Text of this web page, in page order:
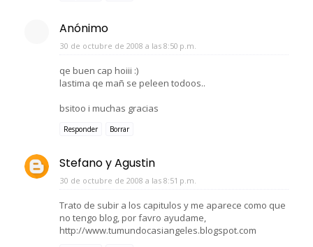
Anónimo
30 de octubre de 2008 a las 8:50 p.m.
qe buen cap hoiii :)
lastima qe mañ se peleen todoos..
bsitoo i muchas gracias
Responder Borrar
Stefano y Agustin
30 de octubre de 2008 a las 8:51 p.m.
Trato de subir a los capitulos y me aparece como que
no tengo blog, por favro ayudame,
http://www.tumundocasiangeles.blogspot.com